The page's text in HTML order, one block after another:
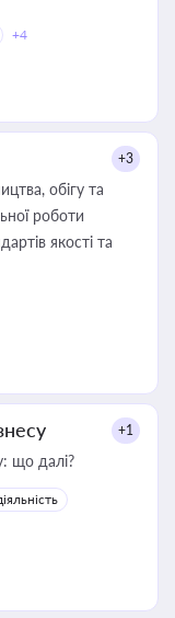
+4
+3
обігу та
роботи
якості та
+1
що далі?